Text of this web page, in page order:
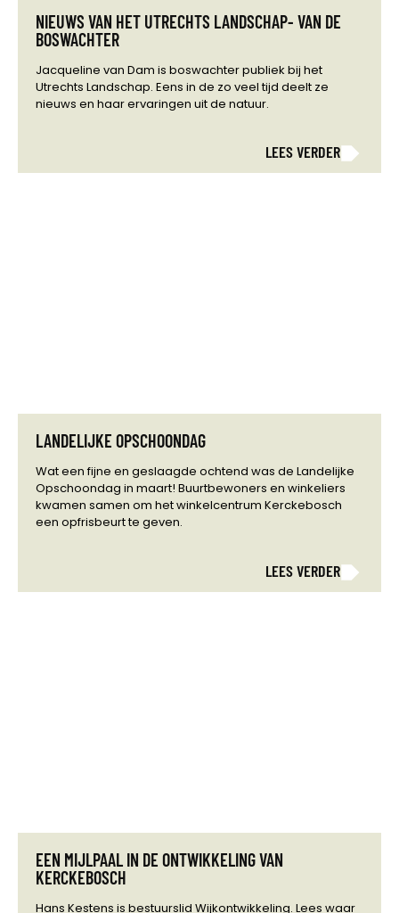
NIEUWS VAN HET UTRECHTS LANDSCHAP- VAN DE
BOSWACHTER
Jacqueline van Dam is boswachter publiek bij het
Utrechts Landschap. Eens in de zo veel tijd deelt ze
nieuws en haar ervaringen uit de natuur.
LEES VERDER
LANDELIJKE OPSCHOONDAG
Wat een fijne en geslaagde ochtend was de Landelijke
Opschoondag in maart! Buurtbewoners en winkeliers
kwamen samen om het winkelcentrum Kerckebosch
een opfrisbeurt te geven.
LEES VERDER
EEN MIJLPAAL IN DE ONTWIKKELING VAN
KERCKEBOSCH
Hans Kestens is bestuurslid Wijkontwikkeling. Lees waar